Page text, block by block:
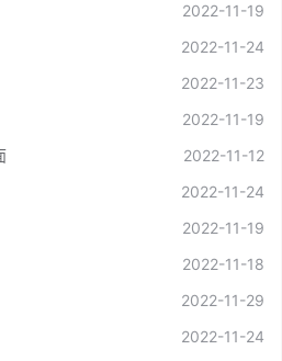
2022-11-19
2022-11-24
2022-11-23
2022-11-19
2022-11-12
2022-11-24
2022-11-19
2022-11-18
2022-11-29
2022-11-24